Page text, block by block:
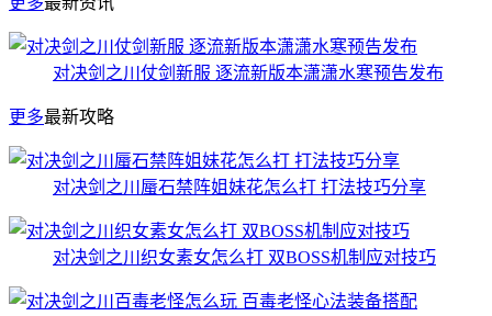
对决剑之川仗剑新服 逐流新版本潇潇水寒预告发布
更多最新攻略
对决剑之川蜃石禁阵姐妹花怎么打 打法技巧分享
对决剑之川织女素女怎么打 双BOSS机制应对技巧